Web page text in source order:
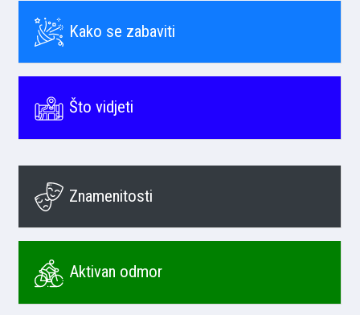
Kako se zabaviti
Što vidjeti
Znamenitosti
Aktivan odmor